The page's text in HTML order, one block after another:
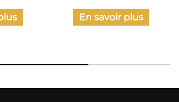
En savoir plus